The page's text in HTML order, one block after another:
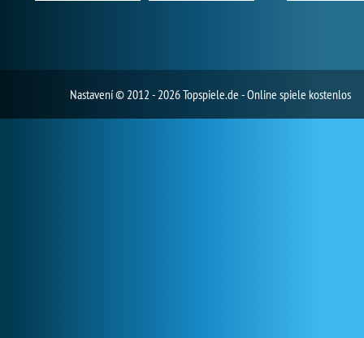
Nastavení© 2012 - 2026 Topspiele.de - Online spiele kostenlos